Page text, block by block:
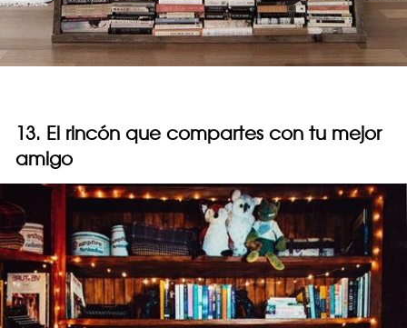
13. El rincón que compartes con tu mejor
amigo